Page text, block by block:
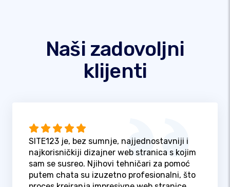
Naši zadovoljni
klijenti
SITE123 je, bez sumnje, najjednostavniji i
najkorisničkiji dizajner web stranica s kojim
sam se susreo. Njihovi tehničari za pomoć
putem chata su izuzetno profesionalni, što